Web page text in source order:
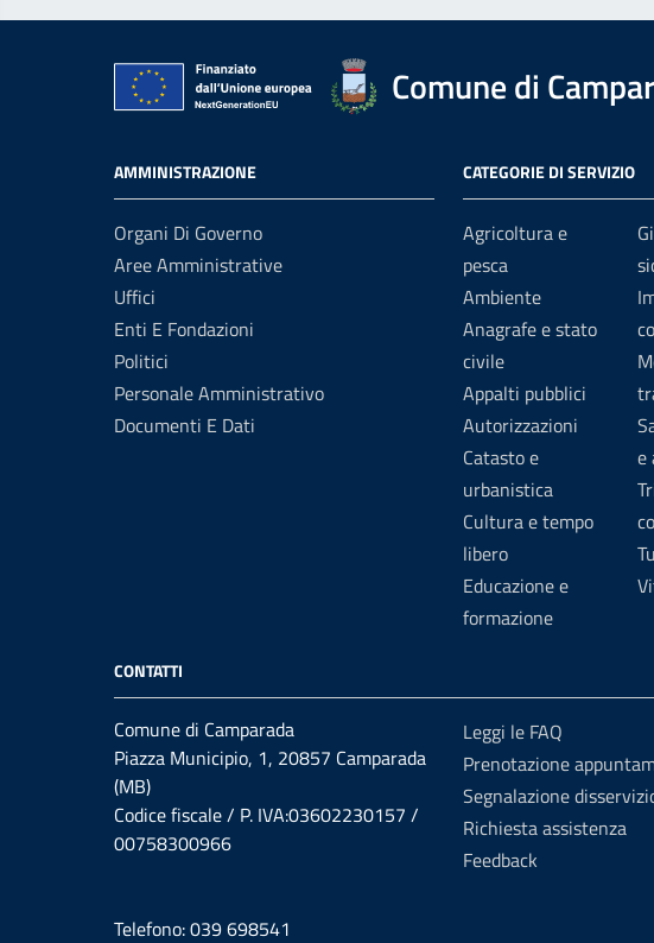
Comune di
AMMINISTRAZIONE
Organi Di Governo
Aree Amministrative
Uffici
Enti E Fondazioni
Politici
Personale Amministrativo
Documenti E Dati
CATEGORIE DI SERVIZIO
Agricoltura e
pesca
Ambiente
Anagrafe e stato
civile
Appalti pubblici
Autorizzazioni
Catasto e
urbanistica
Cultura e tempo
libero
Educazione e
formazione
e
CONTATTI
Comune di Camparada
Piazza Municipio, 1, 20857 Camparada
(MB)
Codice fiscale / P. IVA:03602230157 /
00758300966
Telefono: 039 698541
Leggi le FAQ
Prenotazione
Segnalazione
Richiesta assistenza
Feedback